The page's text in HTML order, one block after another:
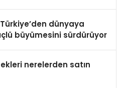
dünyaya
büyümesini sürdürüyor
nerelerden satın